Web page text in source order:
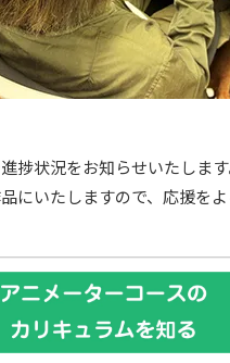
捗状況をお知らせいたします
にいたしますので、応援をよ